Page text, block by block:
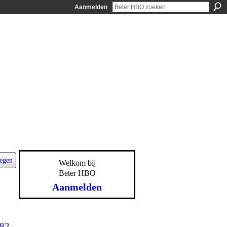
Aanmelden
Welkom bij
Beter HBO
Aanmelden